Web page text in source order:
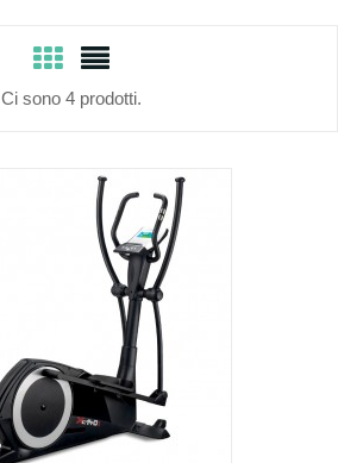
Ci sono 4 prodotti.